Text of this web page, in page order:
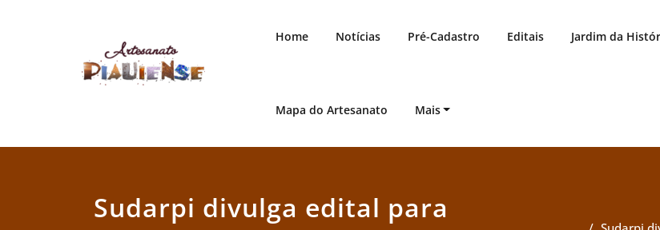
Home Notícias Pré-Cadastro Editais Jardim da
Mapa do Artesanato Mais
Sudarpi divulga edital para